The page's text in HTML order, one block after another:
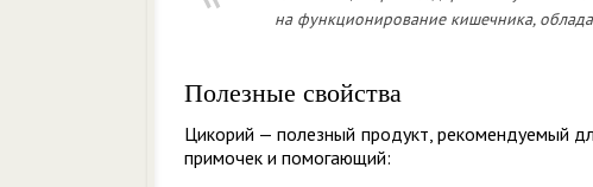
на функционирование кишечника,
Полезные свойства
Цикорий — полезный продукт, рекомендуемый
примочек и помогающий: